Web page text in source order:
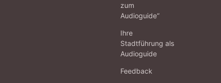
zum
Audioguide“
Ihre
Stadtführung als
Audioguide
Feedback